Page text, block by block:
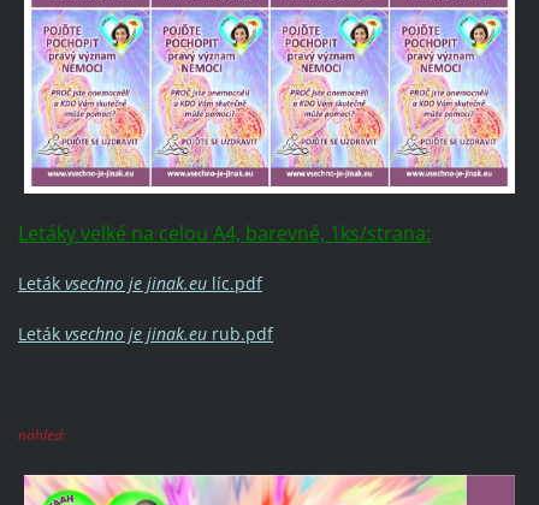
Letáky velké na celou A4, barevné, 1ks/strana:
Leták vsechno je jinak.eulíc.pdf
Leták vsechno je jinak.eurub.pdf
náhled: